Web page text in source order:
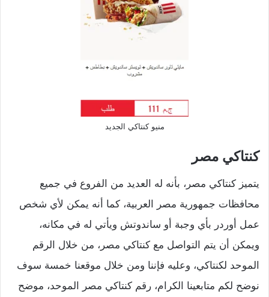
منيو كنتاكي الجديد
كنتاكي مصر
يتميز كنتاكي مصر، بأنه له العديد من الفروع في جميع
محافظات جمهورية مصر العربية، كما أنه يمكن لأي شخص
عمل أوردر بأي وجبة أو ساندوتش ويأتي له في مكانه،
ويمكن أن يتم التواصل مع كنتاكي مصر، من خلال الرقم
الموحد لكنتاكي، وعليه فإننا ومن خلال موقعنا خمسة سوف
نوضح لكم متابعينا الكرام، رقم كنتاكي مصر الموحد، موضح